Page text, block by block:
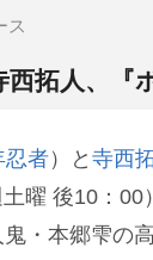
ス
拓人、『
忍者）と 寺西
曜 後10：
・本郷雫の